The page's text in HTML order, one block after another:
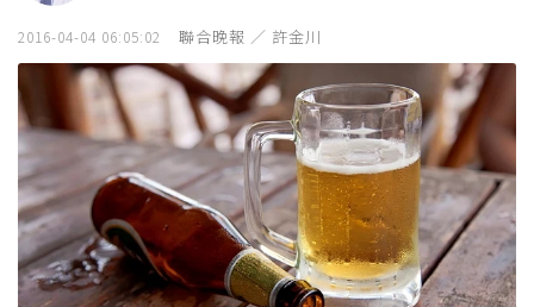
2016-04-04 06:05:02 聯合晚報 ／ 許金川